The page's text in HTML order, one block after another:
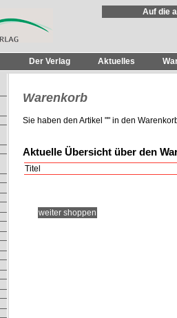
Auf die
Der Verlag Aktuelles
Warenkorb
Sie haben den Artikel "" in den
Aktuelle Übersicht über den
Titel
weiter shoppen